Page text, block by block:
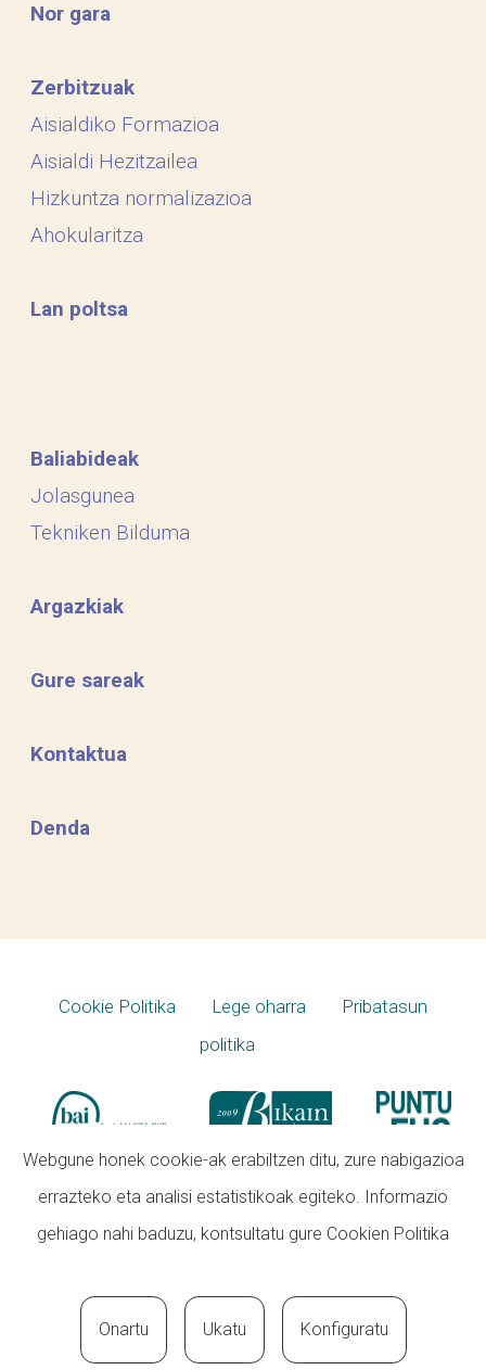
Nor gara
Zerbitzuak
Aisialdiko Formazioa
Aisialdi Hezitzailea
Hizkuntza normalizazioa
Ahokularitza
Lan poltsa
Baliabideak
Jolasgunea
Tekniken Bilduma
Argazkiak
Gure sareak
Kontaktua
Denda
Cookie Politika Lege oharra
Pribatasun
politika
Webgune honek cookie-ak erabiltzen ditu, zure nabigazioa
errazteko eta analisi estatistikoak egiteko. Informazio
gehiago nahi baduzu, kontsultatu gure Cookien Politika
Onartu Ukatu Konfiguratu